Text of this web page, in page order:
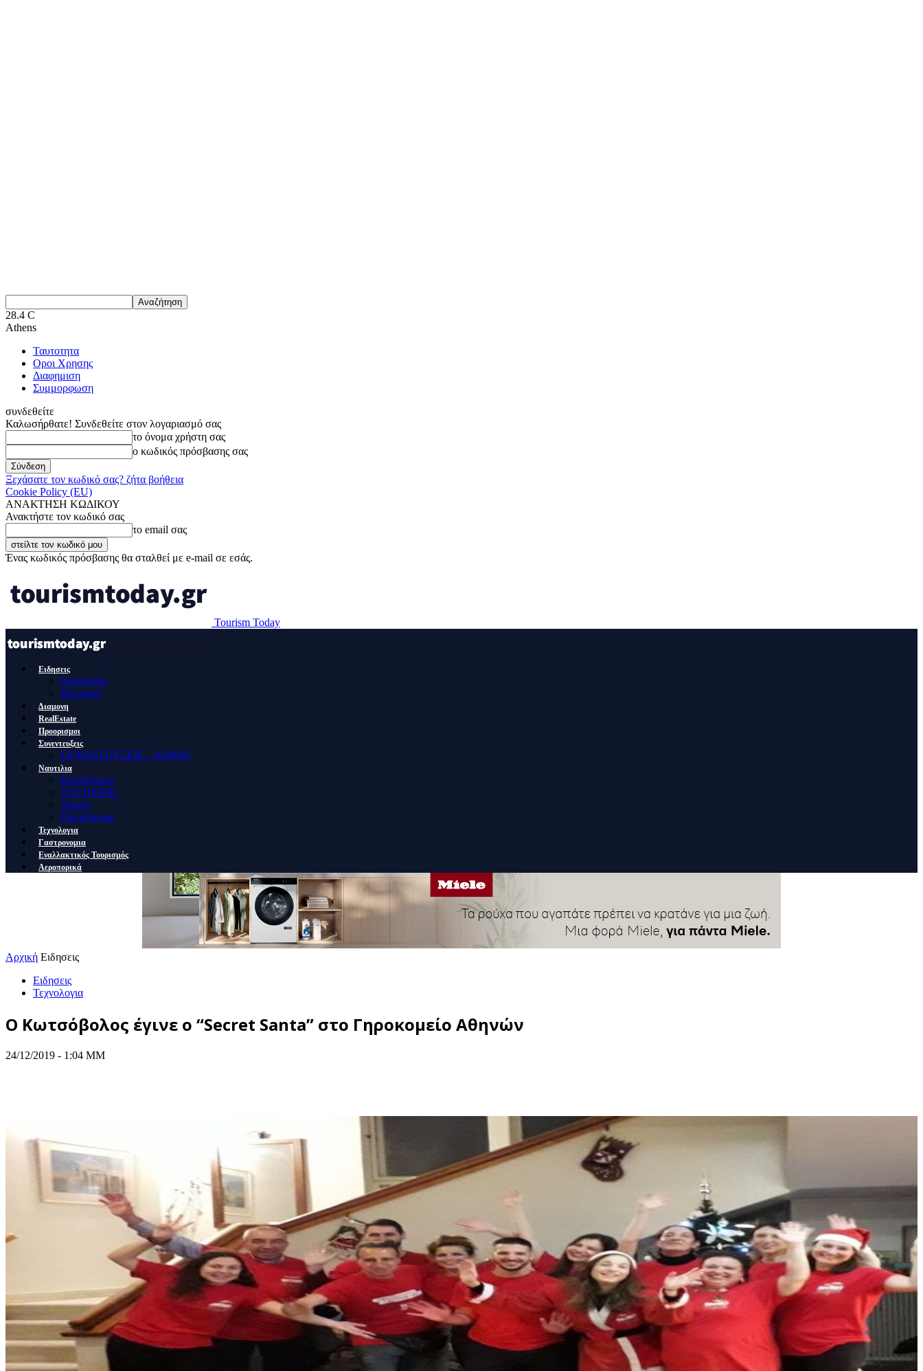
28.4 C
Athens
Ταυτοτητα
Οροι Χρησης
Διαφημιση
Συμμορφωση
συνδεθείτε
Καλωσήρθατε! Συνδεθείτε στον λογαριασμό σας
το όνομα χρήστη σας
ο κωδικός πρόσβασης σας
Ξεχάσατε τον κωδικό σας? ζήτα βοήθεια
Cookie Policy (EU)
ΑΝΑΚΤΗΣΗ ΚΩΔΙΚΟΥ
Ανακτήστε τον κωδικό σας
το email σας
Ένας κωδικός πρόσβασης θα σταλθεί με e-mail σε εσάς.
Tourism Today
Ειδησεις
Οικονομια
Πολιτικη
Διαμονη
RealEstate
Προορισμοι
Συνεντευξεις
ΣΥΝΕΝΤΕΥΞΕΙΣ – ΑΡΘΡΑ
Ναυτιλια
Κρουαζιερα
YACHTING
Λιμανι
Ποντοπορος
Τεχνολογια
Γαστρονομια
Εναλλακτικός Τουρισμός
Αεροπορικά
Αρχική Ειδησεις
Ειδησεις
Τεχνολογια
Ο Κωτσόβολος έγινε ο “Secret Santa” στο Γηροκομείο Αθηνών
24/12/2019 - 1:04 ΜΜ